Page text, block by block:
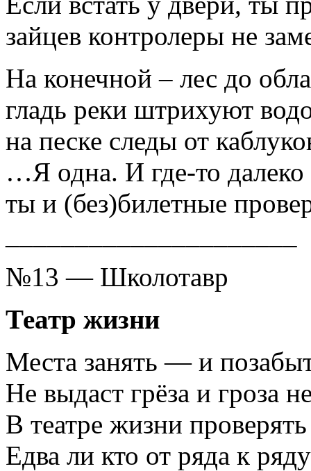
зайцев контролеры не
На конечной – лес до
гладь реки штрихуют
на песке следы от
…Я одна. И где-то далеко
ты и (без)билетные
№13 — Школотавр
Театр жизни
Места занять — и
Не выдаст грёза и гроза
В театре жизни
Едва ли кто от ряда к